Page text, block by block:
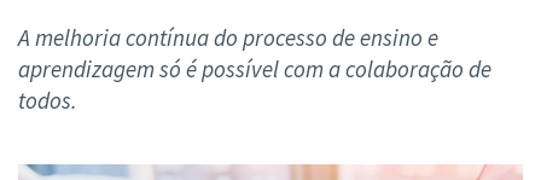
A melhoria contínua do processo de ensino e
aprendizagem só é possível com a colaboração de
todos.